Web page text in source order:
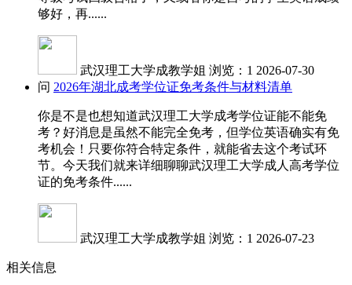
够好，再......
武汉理工大学成教学姐 浏览：1 2026-07-30
问 2026年湖北成考学位证免考条件与材料清单
你是不是也想知道武汉理工大学成考学位证能不能免
考？好消息是虽然不能完全免考，但学位英语确实有免
考机会！只要你符合特定条件，就能省去这个考试环
节。今天我们就来详细聊聊武汉理工大学成人高考学位
证的免考条件......
武汉理工大学成教学姐 浏览：1 2026-07-23
相关信息